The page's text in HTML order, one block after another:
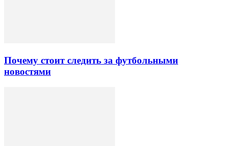
Почему стоит следить за футбольными
новостями